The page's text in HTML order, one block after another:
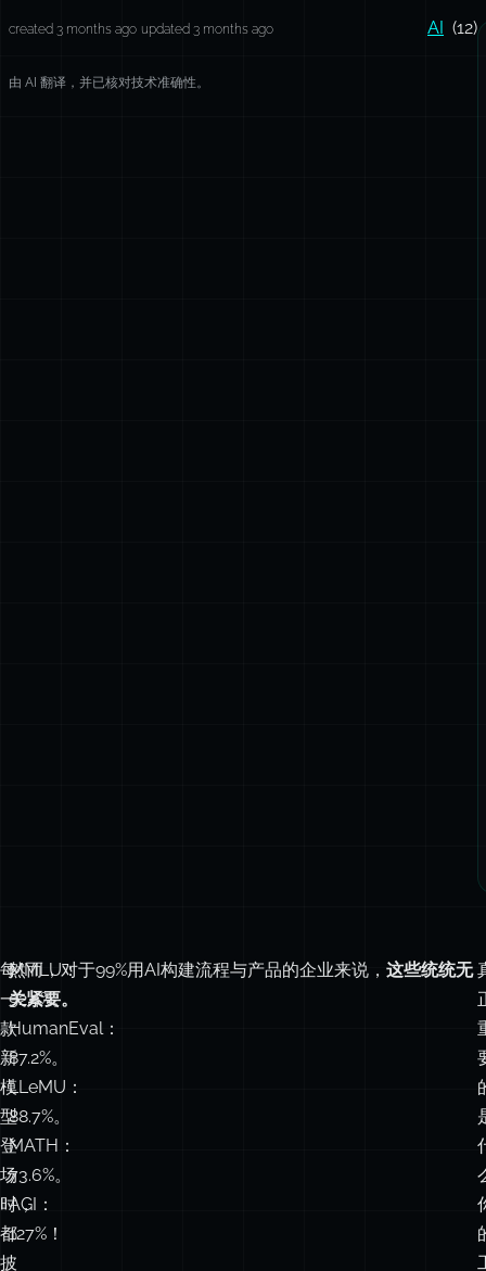
created 3 months ago updated 3 months ago AI (12)
由 AI 翻译，并已核对技术准确性。
一
款
新
模
型
登
场
时，
都
披
92.4%。
HumanEval：
87.2%。
LLeMU：
88.7%。
MATH：
73.6%。
AGI：
127%！
关紧要。